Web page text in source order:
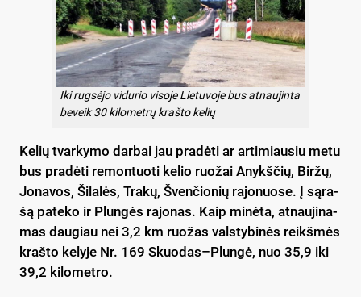
Iki rug­sė­jo vi­du­rio vi­so­je Lie­tu­vo­je bus at­nau­jinta
be­veik 30 ki­lo­met­rų kraš­to ke­lių
Ke­lių tvar­ky­mo dar­bai jau pra­dė­ti ar ar­ti­miau­siu me­tu
bus pra­dė­ti re­mon­tuo­ti ke­lio ruo­žai Anykš­čių, Bir­žų,
Jo­na­vos, Ši­la­lės, Tra­kų, Šven­čio­nių ra­jo­nuo­se. Į są­ra­
šą pa­te­ko ir Plun­gės ra­jo­nas. Kaip mi­nė­ta, at­nau­ji­na­
mas dau­giau nei 3,2 km ruo­žas vals­ty­bi­nės reikš­mės
kraš­to ke­ly­je Nr. 169 Skuodas–Plungė, nuo 35,9 iki
39,2 ki­lo­met­ro.